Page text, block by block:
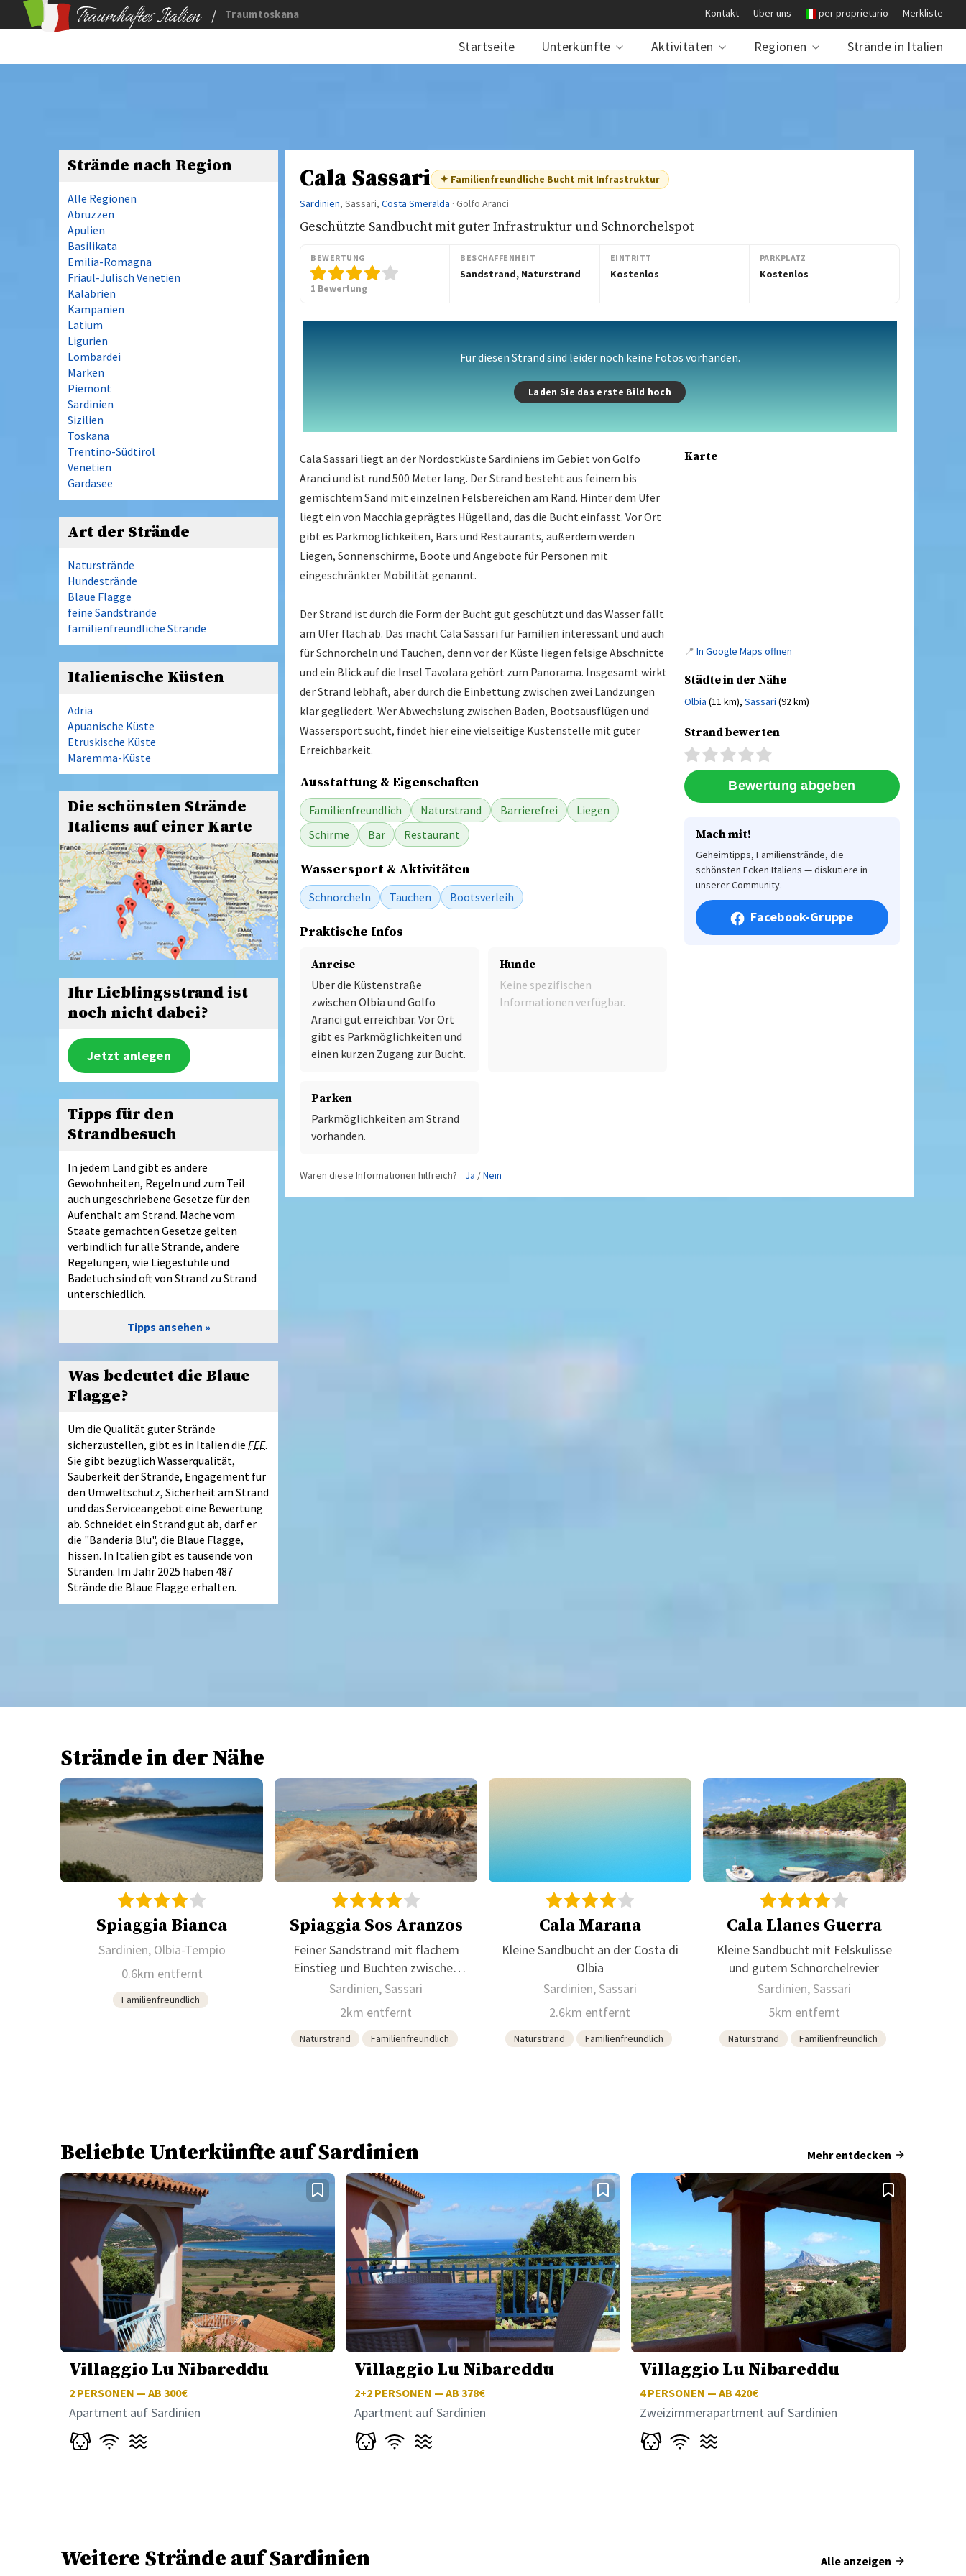
/ Traumtoskana Kontakt Über uns per proprietario Merkliste
Startseite Unterkünfte Aktivitäten Regionen Strände in Italien
Cala Sassari
✦ Familienfreundliche Bucht mit Infrastruktur
Sardinien, Sassari, Costa Smeralda · Golfo Aranci
Geschützte Sandbucht mit guter Infrastruktur und Schnorchelspot
BEWERTUNG
1 Bewertung
BESCHAFFENHEIT
Sandstrand, Naturstrand
EINTRITT
Kostenlos
PARKPLATZ
Kostenlos
Für diesen Strand sind leider noch keine Fotos vorhanden.
Laden Sie das erste Bild hoch
Cala Sassari liegt an der Nordostküste Sardiniens im Gebiet von Golfo
Aranci und ist rund 500 Meter lang. Der Strand besteht aus feinem bis
gemischtem Sand mit einzelnen Felsbereichen am Rand. Hinter dem Ufer
liegt ein von Macchia geprägtes Hügelland, das die Bucht einfasst. Vor Ort
gibt es Parkmöglichkeiten, Bars und Restaurants, außerdem werden
Liegen, Sonnenschirme, Boote und Angebote für Personen mit
eingeschränkter Mobilität genannt.
Der Strand ist durch die Form der Bucht gut geschützt und das Wasser fällt
am Ufer flach ab. Das macht Cala Sassari für Familien interessant und auch
für Schnorcheln und Tauchen, denn vor der Küste liegen felsige Abschnitte
und ein Blick auf die Insel Tavolara gehört zum Panorama. Insgesamt wirkt
der Strand lebhaft, aber durch die Einbettung zwischen zwei Landzungen
klar gegliedert. Wer Abwechslung zwischen Baden, Bootsausflügen und
Wassersport sucht, findet hier eine vielseitige Küstenstelle mit guter
Erreichbarkeit.
Ausstattung & Eigenschaften
Familienfreundlich Naturstrand Barrierefrei
Liegen
Schirme
Bar Restaurant
Wassersport & Aktivitäten
Schnorcheln Tauchen Bootsverleih
Praktische Infos
Anreise
Über die Küstenstraße
zwischen Olbia und Golfo
Aranci gut erreichbar. Vor Ort
gibt es Parkmöglichkeiten und
einen kurzen Zugang zur Bucht.
Hunde
Keine spezifischen
Informationen verfügbar.
Parken
Parkmöglichkeiten am Strand
vorhanden.
Waren diese Informationen hilfreich? Ja /Nein
Karte
📍 In Google Maps öffnen
Städte in der Nähe
Olbia (11 km), Sassari (92 km)
Strand bewerten
Mach mit!
Geheimtipps, Familienstrände, die
schönsten Ecken Italiens — diskutiere in
unserer Community.
Facebook-Gruppe
Strände nach Region
Alle Regionen
Abruzzen
Apulien
Basilikata
Emilia-Romagna
Friaul-Julisch Venetien
Kalabrien
Kampanien
Latium
Ligurien
Lombardei
Marken
Piemont
Sardinien
Sizilien
Toskana
Trentino-Südtirol
Venetien
Gardasee
Art der Strände
Naturstrände
Hundestrände
Blaue Flagge
feine Sandstrände
familienfreundliche Strände
Italienische Küsten
Adria
Apuanische Küste
Etruskische Küste
Maremma-Küste
Die schönsten Strände
Italiens auf einer Karte
Ihr Lieblingsstrand ist
noch nicht dabei?
Jetzt anlegen
Tipps für den
Strandbesuch
In jedem Land gibt es andere
Gewohnheiten, Regeln und zum Teil
auch ungeschriebene Gesetze für den
Aufenthalt am Strand. Mache vom
Staate gemachten Gesetze gelten
verbindlich für alle Strände, andere
Regelungen, wie Liegestühle und
Badetuch sind oft von Strand zu Strand
unterschiedlich.
Tipps ansehen
Was bedeutet die Blaue
Flagge?
Um die Qualität guter Strände
sicherzustellen, gibt es in Italien die FEE.
Sie gibt bezüglich Wasserqualität,
Sauberkeit der Strände, Engagement für
den Umweltschutz, Sicherheit am Strand
und das Serviceangebot eine Bewertung
ab. Schneidet ein Strand gut ab, darf er
die "Banderia Blu", die Blaue Flagge,
hissen. In Italien gibt es tausende von
Stränden. Im Jahr 2025 haben 487
Strände die Blaue Flagge erhalten.
Strände in der Nähe
Spiaggia Bianca
Sardinien, Olbia-Tempio
0.6km entfernt
Familienfreundlich
Spiaggia Sos Aranzos
Feiner Sandstrand mit flachem
Einstieg und Buchten zwischen
Felsen
Sardinien, Sassari
2km entfernt
Naturstrand Familienfreundlich
Cala Marana
Kleine Sandbucht an der Costa di
Olbia
Sardinien, Sassari
2.6km entfernt
Naturstrand Familienfreundlich
Cala Llanes Guerra
Kleine Sandbucht mit Felskulisse
und gutem Schnorchelrevier
Sardinien, Sassari
5km entfernt
Naturstrand Familienfreundlich
Beliebte Unterkünfte auf Sardinien Mehr entdecken
Villaggio Lu Nibareddu
2 PERSONEN — AB 300€
Apartment auf Sardinien
Villaggio Lu Nibareddu
2+2PERSONEN — AB 378€
Apartment auf Sardinien
Villaggio Lu Nibareddu
4PERSONEN — AB 420€
Zweizimmerapartment auf Sardinien
Weitere Strände auf Sardinien Alle anzeigen